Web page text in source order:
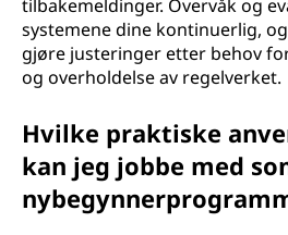
tilbakemeldinger. Overvåk og
systemene dine kontinuerlig,
gjøre justeringer etter behov
og overholdelse av regelverket.
Hvilke praktiske
kan jeg jobbe med